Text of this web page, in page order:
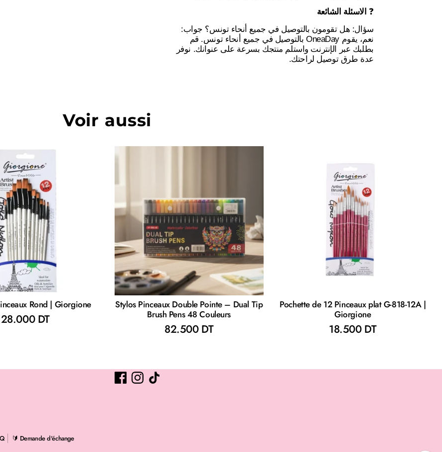
❓ الاسئلة الشائعة
سؤال: هل تقومون بالتوصيل في جميع أنحاء تونس؟ جواب:
نعم، يقوم OneaDay بالتوصيل في جميع أنحاء تونس. قم
بطلبك عبر الإنترنت واستلم منتجك بسرعة على عنوانك. نوفر
عدة طرق توصيل لراحتك.
Voir aussi
Rond | Giorgione
28.000 DT
Stylos Pinceaux Double Pointe – Dual Tip
Brush Pens 48 Couleurs
82.500 DT
Pochette de 12 Pinceaux plat G-818-12A |
Giorgione
18.500 DT
🔰 Demande d'échange